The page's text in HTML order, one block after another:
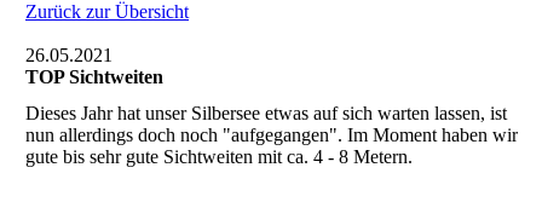
Zurück zur Übersicht
26.05.2021
TOP Sichtweiten
Dieses Jahr hat unser Silbersee etwas auf sich warten lassen, ist
nun allerdings doch noch "aufgegangen". Im Moment haben wir
gute bis sehr gute Sichtweiten mit ca. 4 - 8 Metern.